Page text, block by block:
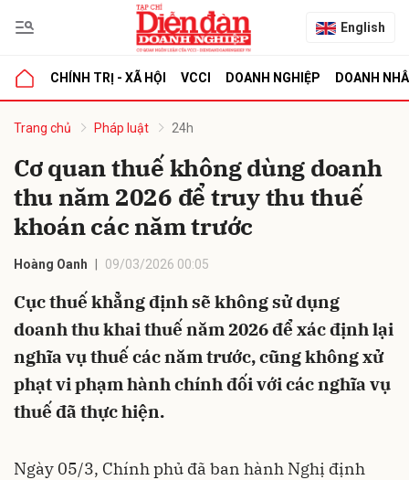
English
CHÍNH TRỊ - XÃ HỘI VCCI DOANH NGHIỆP DOANH
Trang chủ Pháp luật 24h
Cơ quan thuế không dùng doanh
thu năm 2026 để truy thu thuế
khoán các năm trước
Hoàng Oanh 09/03/2026 00:05
Cục thuế khẳng định sẽ không sử dụng
doanh thu khai thuế năm 2026 để xác định lại
nghĩa vụ thuế các năm trước, cũng không xử
phạt vi phạm hành chính đối với các nghĩa vụ
thuế đã thực hiện.
Ngày 05/3, Chính phủ đã ban hành Nghị định
luận
Hủy